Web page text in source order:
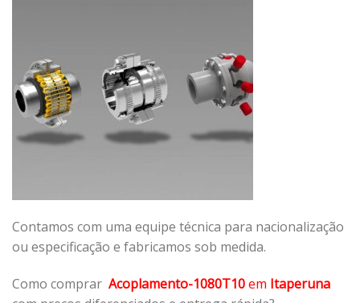
Contamos com uma equipe técnica para nacionalização
ou especificação e fabricamos sob medida.
Como comprar Acoplamento-1080T10em Itaperuna